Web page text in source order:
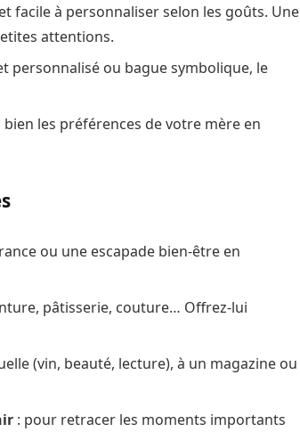
facile à personnaliser selon les goûts. Une
attentions.
personnalisé ou bague symbolique, le
bien les préférences de votre mère en
ou une escapade bien-être en
pâtisserie, couture… Offrez-lui
(vin, beauté, lecture), à un magazine ou
: pour retracer les moments importants